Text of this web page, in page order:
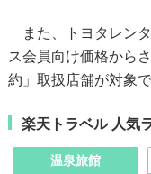
また、トヨタレン
ス会員向け価格から
約」取扱店舗が対象
楽天トラベル 人気
温泉旅館